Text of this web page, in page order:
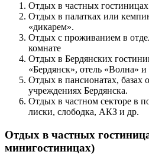
Отдых в частных
Отдых в палатках или
«дикарем».
Отдых с проживанием в
комнате
Отдых в Бердянских
«Бердянск», отель «Волна» и
Отдых в пансионатах, базах
учреждениях Бердянска.
Отдых в частном секторе в
лиски, слободка, АКЗ и др.
Отдых в частных
минигостиницах)